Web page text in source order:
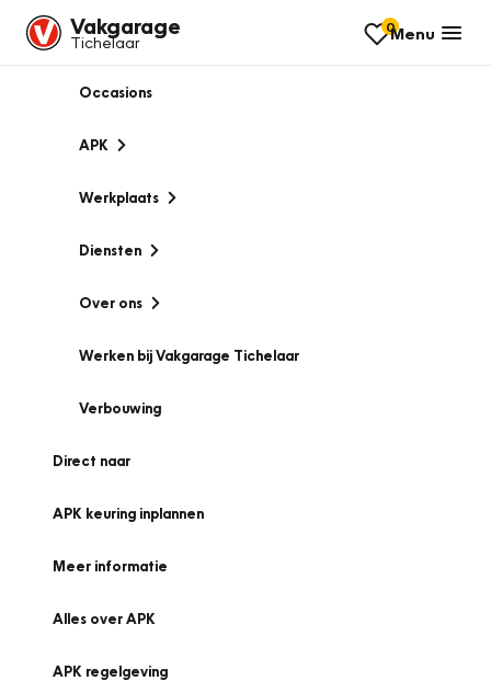
Vakgarage
Tichelaar
0Menu
Occasions
APK
Werkplaats
Diensten
Over ons
Werken bij Vakgarage Tichelaar
Verbouwing
Direct naar
APK keuring inplannen
Meer informatie
Alles over APK
APK regelgeving